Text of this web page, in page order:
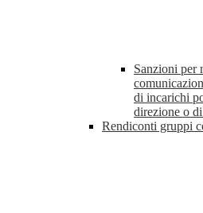
Sanzioni per
di incarichi
direzione o
Rendiconti gruppi